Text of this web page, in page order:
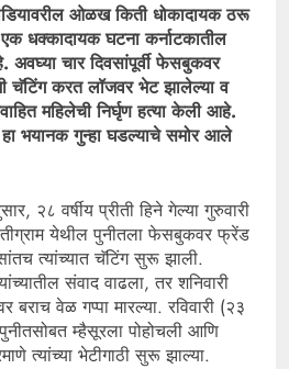
ओळख किती धोकादायक ठरू
धक्कादायक घटना कर्नाटकातील
चार दिवसांपूर्वी फेसबुकवर
चॅटिंग करत लॉजवर भेट झालेल्या व
महिलेची निर्घृण हत्या केली आहे.
हा भयानक गुन्हा घडल्याचे समोर आले
२८ वर्षीय प्रीती हिने गेल्या गुरुवारी
येथील पुनीतला फेसबुकवर फ्रेंड
त्यांच्यात चॅटिंग सुरू झाली.
संवाद वाढला, तर शनिवारी
बराच वेळ गप्पा मारल्या. रविवारी (२३
म्हैसूरला पोहोचली आणि
त्यांच्या भेटीगाठी सुरू झाल्या.